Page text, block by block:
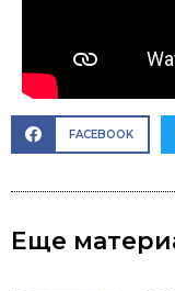
FACEBOOK
Еще